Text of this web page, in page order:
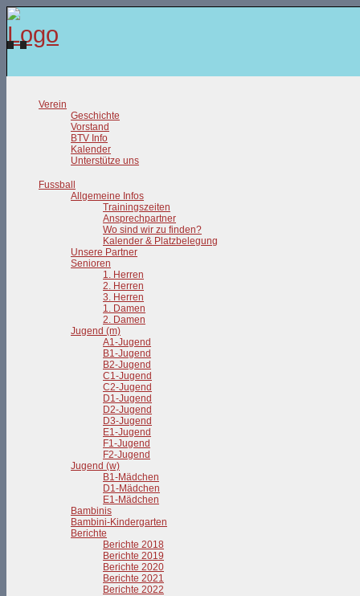
Verein
Geschichte
Vorstand
BTV Info
Kalender
Unterstütze uns
Fussball
Allgemeine Infos
Trainingszeiten
Ansprechpartner
Wo sind wir zu finden?
Kalender & Platzbelegung
Unsere Partner
Senioren
1. Herren
2. Herren
3. Herren
1. Damen
2. Damen
Jugend (m)
A1-Jugend
B1-Jugend
B2-Jugend
C1-Jugend
C2-Jugend
D1-Jugend
D2-Jugend
D3-Jugend
E1-Jugend
F1-Jugend
F2-Jugend
Jugend (w)
B1-Mädchen
D1-Mädchen
E1-Mädchen
Bambinis
Bambini-Kindergarten
Berichte
Berichte 2018
Berichte 2019
Berichte 2020
Berichte 2021
Berichte 2022